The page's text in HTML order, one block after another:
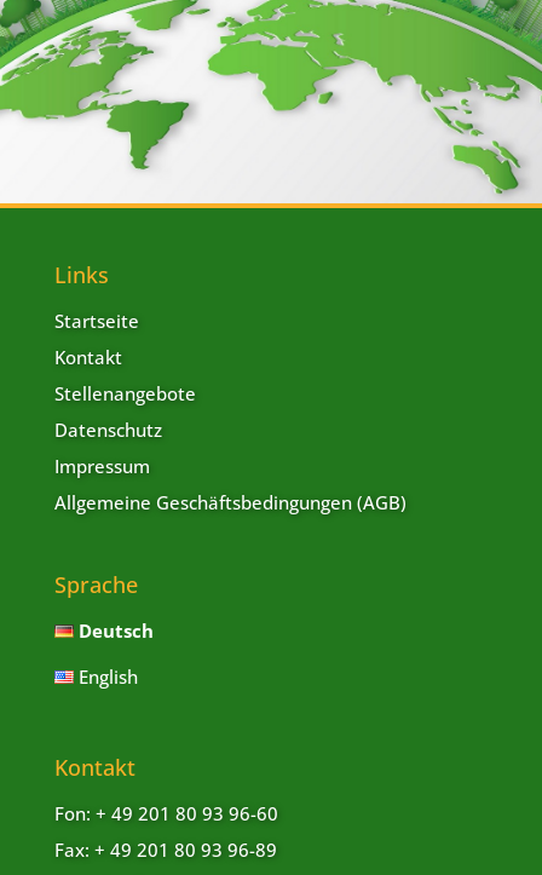
Links
Startseite
Kontakt
Stellenangebote
Datenschutz
Impressum
Allgemeine Geschäftsbedingungen (AGB)
Sprache
Deutsch
English
Kontakt
Fon: + 49 201 80 93 96-60
Fax: + 49 201 80 93 96-89